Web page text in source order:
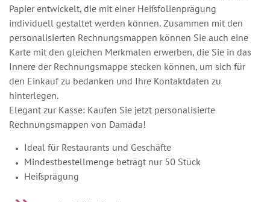
Papier entwickelt, die mit einer Heißfolienprägung
individuell gestaltet werden können. Zusammen mit den
personalisierten Rechnungsmappen können Sie auch eine
Karte mit den gleichen Merkmalen erwerben, die Sie in das
Innere der Rechnungsmappe stecken können, um sich für
den Einkauf zu bedanken und Ihre Kontaktdaten zu
hinterlegen.
Elegant zur Kasse: Kaufen Sie jetzt personalisierte
Rechnungsmappen von Damada!
Ideal für Restaurants und Geschäfte
Mindestbestellmenge beträgt nur 50 Stück
Heißprägung